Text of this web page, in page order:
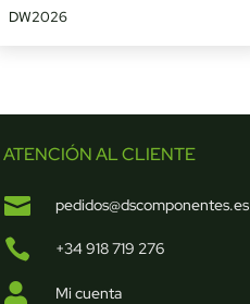
DW2026
ATENCIÓN AL CLIENTE
 pedidos@dscomponentes.es
 +34 918 719 276
 Mi cuenta